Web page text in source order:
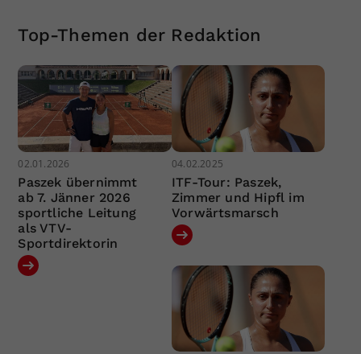
Top-Themen der Redaktion
02.01.2026
Paszek übernimmt
ab 7. Jänner 2026
sportliche Leitung
als VTV-
Sportdirektorin
04.02.2025
ITF-Tour: Paszek,
Zimmer und Hipfl im
Vorwärtsmarsch